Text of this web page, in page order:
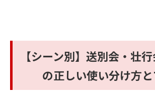
【シーン別】送別会・壮
の正しい使い分け方